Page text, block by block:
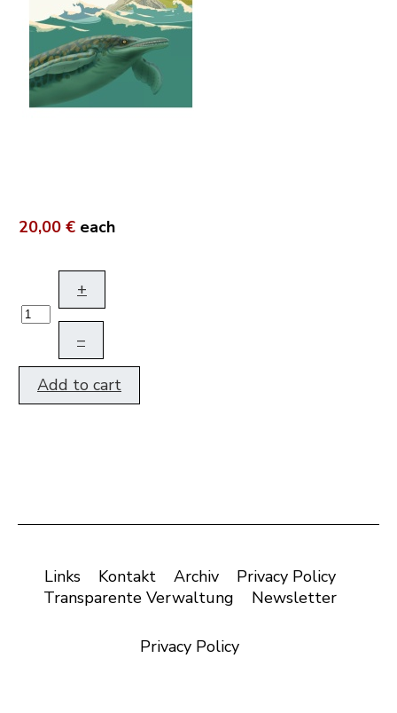
20,00 € each
+
–
Add to cart
Links Kontakt Archiv
Privacy Policy
Transparente Verwaltung
Newsletter
Privacy Policy